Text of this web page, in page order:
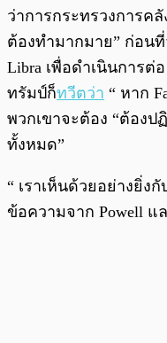
ว่าการกระทรวงการคลั
ต้องทำมากมาย” ก่อน
Libra เพื่อดำเนินการ
ทรัมป์ก็ทวีตว่า “ หาก
พวกเขาจะต้อง “ต้อง
ทั้งหมด”
“ เราเห็นด้วยอย่างยิ่ง
ข้อความจาก Powell แ